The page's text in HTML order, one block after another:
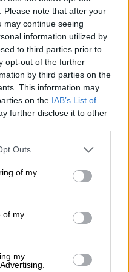
Please note that after your
may continue seeing
information utilized by
to third parties prior to
opt-out of the further
by third parties on the
This information may
on the IAB’s List of
further disclose it to other
uses one or more Google
You may click to
its third-party tags to
purposes in below Google
Outs
of my
of my
my
ωστόσο, δεν
καθώς
στα ευρωπαϊκά
μπάσκετ.
βράδυ της
τελευταίες
την
στη
μετά το 1-1 του
Άνφιλντ, με τη
ήττα της με 1-0